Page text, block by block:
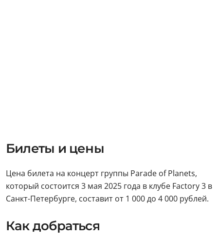
Билеты и цены
Цена билета на концерт группы Parade оf Planets,
который состоится 3 мая 2025 года в клубе Factory 3 в
Санкт-Петербурге, составит от 1 000 до 4 000 рублей.
Как добраться